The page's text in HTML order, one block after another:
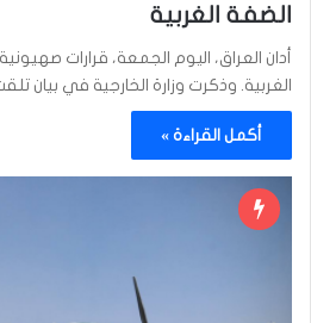
الضفة الغربية
أدان العراق، اليوم الجمعة، قرارات
الغربية. وذكرت وزارة الخارجية في بيان
أكمل القراءة »